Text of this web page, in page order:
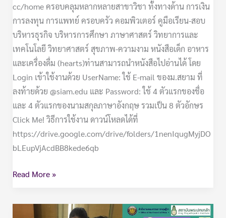
cc/home ครอบคลุมหลากหลายสาขาวิชา ทั้งทางด้าน การเงิน
การลงทุน การแพทย์ ครอบครัว คอมพิวเตอร์ คูมือเรียน-สอบ
บริหารธุรกิจ บริหารการศึกษา ภาษาศาสตร์ วิทยาการและ
เทคโนโลยี วิทยาศาสตร์ สุขภาพ-ความงาม หนังสือเด็ก อาหาร
และเครื่องดื่ม (hearts)ท่านสามารถนำหนังสือไปอ่านได้ โดย
Login เข้าใช้งานด้วย UserName: ใช้ E-mail ของม.สยาม ที่
ลงท้ายด้วย @siam.edu และ Password: ใช้ 4 ตัวแรกของชื่อ
และ 4 ตัวแรกของนามสกุลภาษาอังกฤษ รวมเป็น 8 ตัวอักษร
Click Me! วิธีการใช้งาน ดาวน์โหลดได้ที่
https://drive.google.com/drive/folders/1nenIqugMyjDO
bLEupVjAcdBB8kede6qb
Read More »